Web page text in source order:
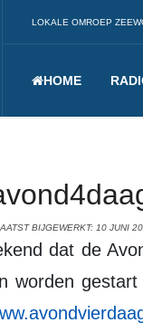
LOKALE OMROEP
HOME
BIJGEWERKT: 10 JUNI
worden